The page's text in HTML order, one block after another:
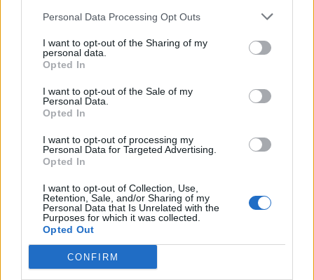
Personal Data Processing Opt Outs
I want to opt-out of the Sharing of my
personal data.
Opted In
I want to opt-out of the Sale of my
Personal Data.
Opted In
I want to opt-out of processing my
Personal Data for Targeted Advertising.
Opted In
I want to opt-out of Collection, Use,
Retention, Sale, and/or Sharing of my
Personal Data that Is Unrelated with the
Purposes for which it was collected.
Opted Out
CONFIRM
Altri articoli che potrebbero piacerti
AZIENDE E MERCATI
Davide Sechi 31/07/2026
Dal lusso circolare all’intelligenza artificiale: come
Lenush Saf costruisce un ecosistema tra creatività,